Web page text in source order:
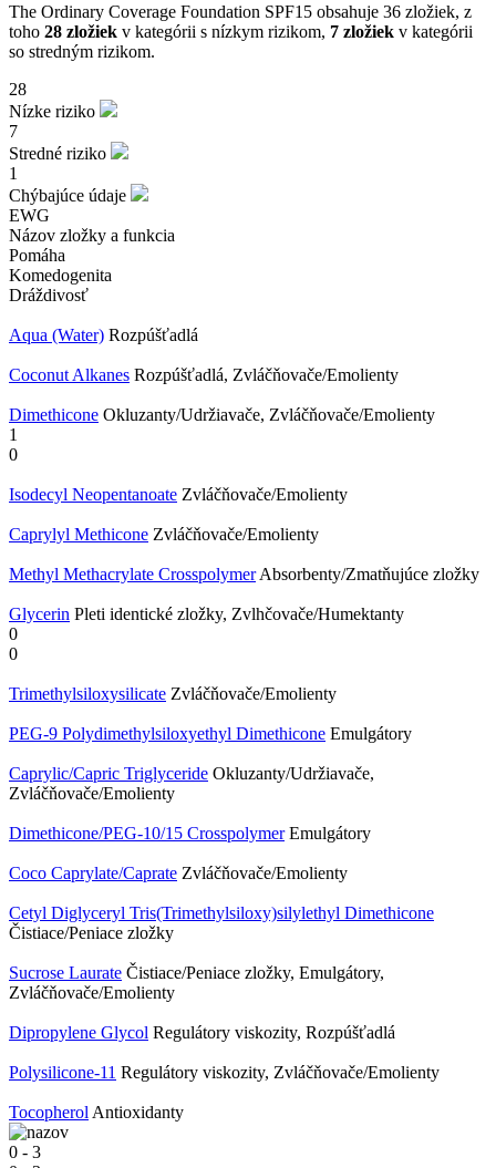
The Ordinary Coverage Foundation SPF15 obsahuje 36 zložiek, z
toho 28 zložiek v kategórii s nízkym rizikom, 7 zložiek v kategórii
so stredným rizikom.
28
Nízke riziko
7
Stredné riziko
1
Chýbajúce údaje
EWG
Názov zložky a funkcia
Pomáha
Komedogenita
Dráždivosť
Aqua (Water) Rozpúšťadlá
Coconut Alkanes Rozpúšťadlá, Zvláčňovače/Emolienty
Dimethicone Okluzanty/Udržiavače, Zvláčňovače/Emolienty
1
0
Isodecyl Neopentanoate Zvláčňovače/Emolienty
Caprylyl Methicone Zvláčňovače/Emolienty
Methyl Methacrylate Crosspolymer Absorbenty/Zmatňujúce zložky
Glycerin Pleti identické zložky, Zvlhčovače/Humektanty
0
0
Trimethylsiloxysilicate Zvláčňovače/Emolienty
PEG-9 Polydimethylsiloxyethyl Dimethicone Emulgátory
Caprylic/Capric Triglyceride Okluzanty/Udržiavače,
Zvláčňovače/Emolienty
Dimethicone/PEG-10/15 Crosspolymer Emulgátory
Coco Caprylate/Caprate Zvláčňovače/Emolienty
Cetyl Diglyceryl Tris(Trimethylsiloxy)silylethyl Dimethicone
Čistiace/Peniace zložky
Sucrose Laurate Čistiace/Peniace zložky, Emulgátory,
Zvláčňovače/Emolienty
Dipropylene Glycol Regulátory viskozity, Rozpúšťadlá
Polysilicone-11 Regulátory viskozity, Zvláčňovače/Emolienty
Tocopherol Antioxidanty
0 - 3